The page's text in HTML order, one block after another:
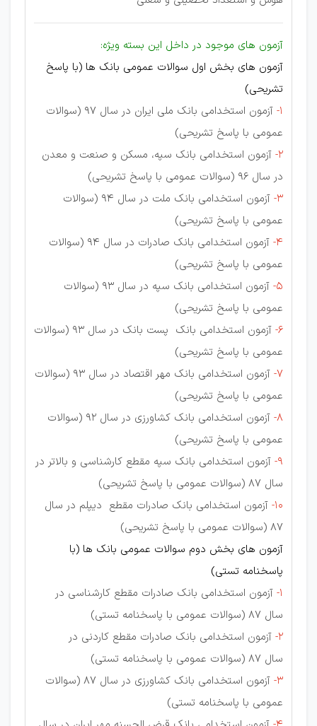
آزمون های موجود در داخل این بسته ویژه:
آزمون های بخش اول سوالات عمومی بانک ها (با پاسخ
تشریحی)
1-
آزمون استخدامی بانک ملی ایران در سال 97 (سوالات
عمومی با پاسخ تشریحی)
2- آزمون استخدامی بانک سپه، مسکن و صنعت و معدن
در سال 96 (سوالات عمومی با پاسخ تشریحی)
3-
آزمون استخدامی بانک ملت در سال 94 (سوالات
عمومی با پاسخ تشریحی)
4-
آزمون استخدامی بانک صادرات در سال 94 (سوالات
عمومی با پاسخ تشریحی)
5-
آزمون استخدامی بانک سپه در سال 93 (سوالات
عمومی با پاسخ تشریحی)
6-
آزمون استخدامی بانک پست بانک در سال 93 (سوالات
عمومی با پاسخ تشریحی)
7-
آزمون استخدامی بانک مهر اقتصاد در سال 93 (سوالات
عمومی با پاسخ تشریحی)
8-
آزمون استخدامی بانک کشاورزی در سال 92 (سوالات
عمومی با پاسخ تشریحی)
9- آزمون استخدامی بانک سپه مقطع کارشناسی و بالاتر در
سال 87 (سوالات عمومی با پاسخ تشریحی)
10- آزمون استخدامی بانک صادرات مقطع دیپلم در سال
87 (سوالات عمومی با پاسخ تشریحی)
آزمون های بخش دوم سوالات عمومی بانک ها (با
پاسخنامه تستی)
1- آزمون استخدامی بانک صادرات مقطع کارشناسی در
سال 87 (سوالات عمومی با پاسخنامه تستی)
2- آزمون استخدامی بانک صادرات مقطع کاردنی در
سال 87 (سوالات عمومی با پاسخنامه تستی)
3-
آزمون استخدامی بانک کشاورزی در سال 87 (سوالات
عمومی با پاسخنامه تستی)